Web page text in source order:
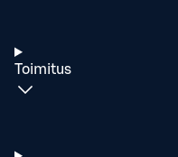
Toimitus